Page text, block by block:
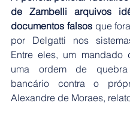
de Zambelli arquivos
documentos falsos que
por Delgatti nos
Entre eles, um mandado
uma ordem de
bancário contra o
Alexandre de Moraes,